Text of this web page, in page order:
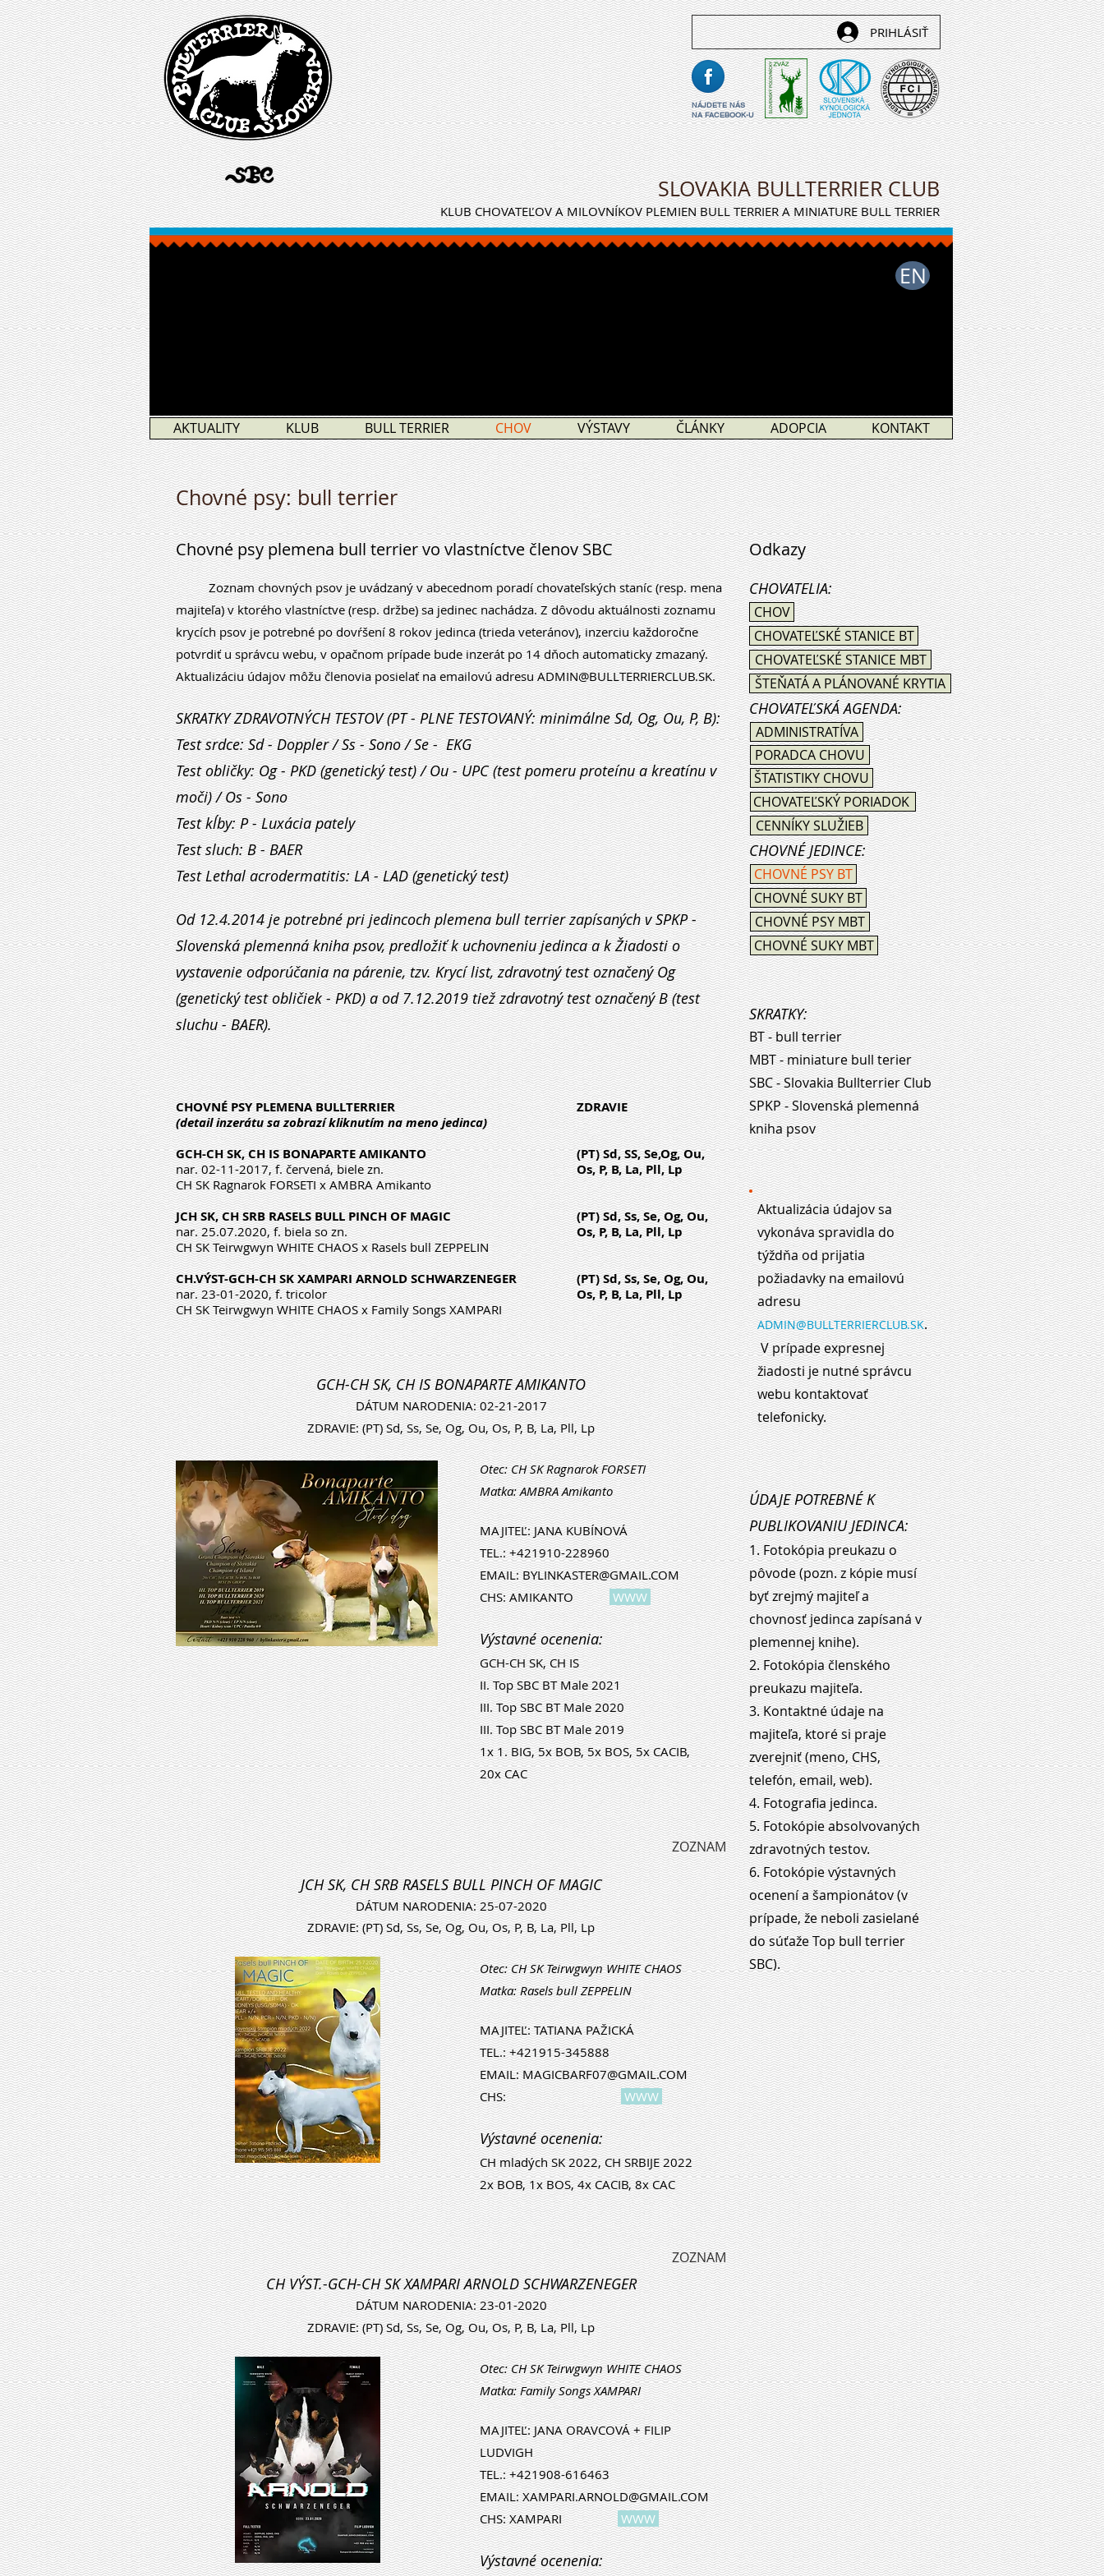
EN
PRIHLÁSIŤ
NÁJDETE NÁS
NA FACEBOOK-U
SLOVAKIA BULLTERRIER CLUB
KLUB CHOVATEĽOV A MILOVNÍKOV PLEMIEN BULL TERRIER A MINIATURE BULL TERRIER
AKTUALITY KLUB BULL TERRIER CHOV VÝSTAVY ČLÁNKY ADOPCIA KONTAKT
Chovné psy: bull terrier
Zoznam chovných psov je uvádzaný v abecednom poradí chovateľských staníc (resp. mena
majiteľa) v ktorého vlastníctve (resp. držbe) sa jedinec nachádza. Z dôvodu aktuálnosti zoznamu
krycích psov je potrebné po dovŕšení 8 rokov jedinca (trieda veteránov), inzerciu každoročne
potvrdiť u správcu webu, v opačnom prípade bude inzerát po 14 dňoch automaticky zmazaný.
Aktualizáciu údajov môžu členovia posielať na emailovú adresuADMIN@BULLTERRIERCLUB.SK.
SKRATKY ZDRAVOTNÝCH TESTOV (PT - PLNE TESTOVANÝ: minimálne Sd, Og, Ou, P, B):
Test srdce: Sd - Doppler / Ss - Sono / Se - EKG
Test obličky: Og - PKD (genetický test) / Ou - UPC (test pomeru proteínu a kreatínu v
moči) / Os - Sono
Test kĺby: P - Luxácia pately
Test sluch: B - BAER
Test Lethal acrodermatitis: LA - LAD (genetický test)
Od 12.4.2014 je potrebné pri jedincoch plemena bull terrier zapísaných v SPKP -
Slovenská plemenná kniha psov, predložiť k uchovneniu jedinca a k Žiadosti o
vystavenie odporúčania na párenie, tzv. Krycí list, zdravotný test označený Og
(genetický test obličiek - PKD) a od 7.12.2019 tiež zdravotný test označený B (test
sluchu - BAER).
Chovné psy plemena bull terrier vo vlastníctve členov SBC Odkazy
CHOVATELIA:
CHOV
CHOVATEĽSKÉ STANICE BT
CHOVATEĽSKÉ STANICE MBT
ŠTEŇATÁ A PLÁNOVANÉ KRYTIA
CHOVATEĽSKÁ AGENDA:
ADMINISTRATÍVA
PORADCA CHOVU
ŠTATISTIKY CHOVU
CHOVATEĽSKÝ PORIADOK
CENNÍKY SLUŽIEB
CHOVNÉ JEDINCE:
CHOVNÉ PSY BT
CHOVNÉ SUKY BT
CHOVNÉ PSY MBT
CHOVNÉ SUKY MBT
SKRATKY:
BT - bull terrier
MBT - miniature bull terier
SBC - Slovakia Bullterrier Club
SPKP - Slovenská plemenná
kniha psov
Aktualizácia údajov sa
vykonáva spravidla do
týždňa od prijatia
požiadavky na emailovú
adresu
ADMIN@BULLTERRIERCLUB.SK.
V prípade expresnej
žiadosti je nutné správcu
webu kontaktovať
telefonicky.
ÚDAJE POTREBNÉ K
PUBLIKOVANIU JEDINCA:
1. Fotokópia preukazu o
pôvode (pozn. z kópie musí
byť zrejmý majiteľ a
chovnosť jedinca zapísaná v
plemennej knihe).
2. Fotokópia členského
preukazu majiteľa.
3. Kontaktné údaje na
majiteľa, ktoré si praje
zverejniť (meno, CHS,
telefón, email, web).
4. Fotografia jedinca.
5. Fotokópie absolvovaných
zdravotných testov.
6. Fotokópie výstavných
ocenení a šampionátov (v
prípade, že neboli zasielané
do súťaže Top bull terrier
SBC).
CHOVNÉ PSY PLEMENA BULLTERRIER
(detail inzerátu sa zobrazí kliknutím na meno jedinca)
GCH-CH SK, CH IS BONAPARTE AMIKANTO
nar. 02-11-2017, f. červená, biele zn.
CH SK Ragnarok FORSETIx AMBRA Amikanto
JCH SK, CH SRB RASELS BULL PINCH OF MAGIC
nar. 25.07.2020, f. biela so zn.
CH SK Teirwgwyn WHITE CHAOS x Rasels bull ZEPPELIN
CH.VÝST-GCH-CH SK XAMPARI ARNOLD SCHWARZENEGER
nar. 23-01-2020, f. tricolor
CH SK Teirwgwyn WHITE CHAOS x Family Songs XAMPARI
ZDRAVIE
(PT) Sd, SS, Se,Og, Ou,
Os, P, B, La, Pll, Lp
(PT) Sd, Ss, Se, Og, Ou,
Os, P, B, La, Pll, Lp
(PT) Sd, Ss, Se, Og, Ou,
Os, P, B, La, Pll, Lp
JCH SK, CH SRB RASELS BULL PINCH OF MAGIC
DÁTUM NARODENIA: 25-07-2020
ZDRAVIE: (PT) Sd, Ss, Se, Og, Ou, Os, P, B, La, Pll, Lp
Otec: CH SK Teirwgwyn WHITE CHAOS
Matka: Rasels bull ZEPPELIN
MAJITEĽ: TATIANA PAŽICKÁ
TEL.: +421915-345888
EMAIL:MAGICBARF07@GMAIL.COM
CHS: WWW
Výstavné ocenenia:
CH mladých SK 2022, CH SRBIJE 2022
2x BOB, 1x BOS, 4x CACIB, 8x CAC
ZOZNAM
GCH-CH SK, CH IS BONAPARTE AMIKANTO
DÁTUM NARODENIA: 02-21-2017
ZDRAVIE: (PT) Sd, Ss, Se, Og, Ou, Os, P, B, La, Pll, Lp
Otec: CH SK Ragnarok FORSETI
Matka: AMBRA Amikanto
MAJITEĽ: JANA KUBÍNOVÁ
TEL.: +421910-228960
EMAIL:BYLINKASTER@GMAIL.COM
CHS: AMIKANTO WWW
Výstavné ocenenia:
GCH-CH SK, CH IS
II. Top SBC BT Male 2021
III.Top SBC BT Male2020
III.Top SBC BT Male2019
1x 1. BIG, 5x BOB, 5x BOS, 5x CACIB,
20x CAC
ZOZNAM
CH VÝST.-GCH-CH SK XAMPARI ARNOLD SCHWARZENEGER
DÁTUM NARODENIA: 23-01-2020
ZDRAVIE: (PT) Sd, Ss, Se, Og, Ou, Os, P, B, La, Pll, Lp
Otec: CH SK Teirwgwyn WHITE CHAOS
Matka: Family Songs XAMPARI
MAJITEĽ: JANA ORAVCOVÁ + FILIP
LUDVIGH
TEL.: +421908-616463
EMAIL:XAMPARI.ARNOLD@GMAIL.COM
CHS: XAMPARI WWW
Výstavné ocenenia: